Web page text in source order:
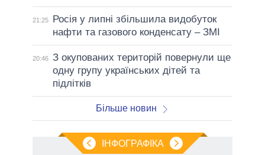
21:25
Росія у липні збільшила видобуток
нафти та газового конденсату – ЗМІ
20:46 З окупованих територій повернули ще
одну групу українських дітей та
підлітків
Більше новин
ІНФОГРАФІКА